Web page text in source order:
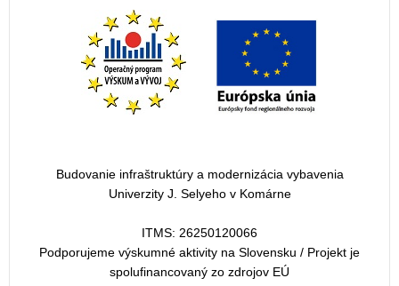
Budovanie infraštruktúry a modernizácia vybavenia
Univerzity J. Selyeho v Komárne
ITMS: 26250120066
Podporujeme výskumné aktivity na Slovensku / Projekt je
spolufinancovaný zo zdrojov EÚ